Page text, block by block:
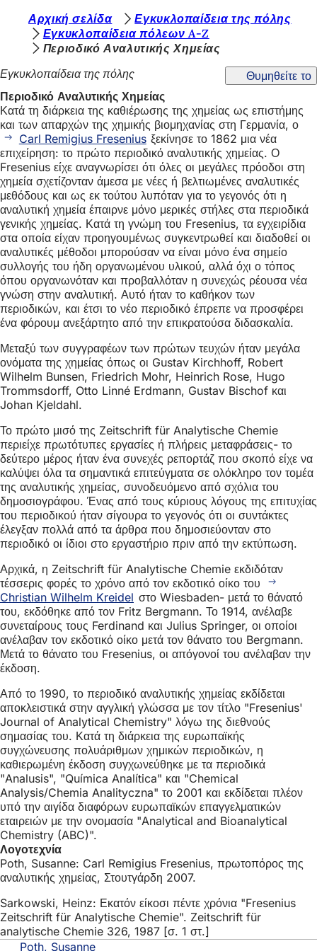
Μετάβαση στο περιεχόμενο
ί
σ
κ
ε
σ
τ
ε
ε
δ
ώ
:
Αρχική σελίδα
Εγκυκλοπαίδεια της πόλης
Εγκυκλοπαίδεια πόλεων A-Z
Περιοδικό Αναλυτικής Χημείας
Εγκυκλοπαίδεια της πόλης
Θυμηθείτε το
Περιοδικό Αναλυτικής Χημείας
Κατά τη διάρκεια της καθιέρωσης της χημείας ως επιστήμης
και των απαρχών της χημικής βιομηχανίας στη Γερμανία, ο
Carl Remigius Fresenius ξεκίνησε το 1862 μια νέα
επιχείρηση: το πρώτο περιοδικό αναλυτικής χημείας. Ο
Fresenius είχε αναγνωρίσει ότι όλες οι μεγάλες πρόοδοι στη
χημεία σχετίζονταν άμεσα με νέες ή βελτιωμένες αναλυτικές
μεθόδους και ως εκ τούτου λυπόταν για το γεγονός ότι η
αναλυτική χημεία έπαιρνε μόνο μερικές στήλες στα περιοδικά
γενικής χημείας. Κατά τη γνώμη του Fresenius, τα εγχειρίδια
στα οποία είχαν προηγουμένως συγκεντρωθεί και διαδοθεί οι
αναλυτικές μέθοδοι μπορούσαν να είναι μόνο ένα σημείο
συλλογής του ήδη οργανωμένου υλικού, αλλά όχι ο τόπος
όπου οργανωνόταν και προβαλλόταν η συνεχώς ρέουσα νέα
γνώση στην αναλυτική. Αυτό ήταν το καθήκον των
περιοδικών, και έτσι το νέο περιοδικό έπρεπε να προσφέρει
ένα φόρουμ ανεξάρτητο από την επικρατούσα διδασκαλία.
Μεταξύ των συγγραφέων των πρώτων τευχών ήταν μεγάλα
ονόματα της χημείας όπως οι Gustav Kirchhoff, Robert
Wilhelm Bunsen, Friedrich Mohr, Heinrich Rose, Hugo
Trommsdorff, Otto Linné Erdmann, Gustav Bischof και
Johan Kjeldahl.
Το πρώτο μισό της Zeitschrift für Analytische Chemie
περιείχε πρωτότυπες εργασίες ή πλήρεις μεταφράσεις- το
δεύτερο μέρος ήταν ένα συνεχές ρεπορτάζ που σκοπό είχε να
καλύψει όλα τα σημαντικά επιτεύγματα σε ολόκληρο τον τομέα
της αναλυτικής χημείας, συνοδευόμενο από σχόλια του
δημοσιογράφου. Ένας από τους κύριους λόγους της επιτυχίας
του περιοδικού ήταν σίγουρα το γεγονός ότι οι συντάκτες
έλεγξαν πολλά από τα άρθρα που δημοσιεύονταν στο
περιοδικό οι ίδιοι στο εργαστήριο πριν από την εκτύπωση.
Αρχικά, η Zeitschrift für Analytische Chemie εκδιδόταν
τέσσερις φορές το χρόνο από τον εκδοτικό οίκο του
Christian Wilhelm Kreidel στο Wiesbaden- μετά το θάνατό
του, εκδόθηκε από τον Fritz Bergmann. Το 1914, ανέλαβε
συνεταίρους τους Ferdinand και Julius Springer, οι οποίοι
ανέλαβαν τον εκδοτικό οίκο μετά τον θάνατο του Bergmann.
Μετά το θάνατο του Fresenius, οι απόγονοί του ανέλαβαν την
έκδοση.
Από το 1990, το περιοδικό αναλυτικής χημείας εκδίδεται
αποκλειστικά στην αγγλική γλώσσα με τον τίτλο "Fresenius'
Journal of Analytical Chemistry" λόγω της διεθνούς
σημασίας του. Κατά τη διάρκεια της ευρωπαϊκής
συγχώνευσης πολυάριθμων χημικών περιοδικών, η
καθιερωμένη έκδοση συγχωνεύθηκε με τα περιοδικά
"Analusis", "Química Analítica" και "Chemical
Analysis/Chemia Analityczna" το 2001 και εκδίδεται πλέον
υπό την αιγίδα διαφόρων ευρωπαϊκών επαγγελματικών
εταιρειών με την ονομασία "Analytical and Bioanalytical
Chemistry (ABC)".
Λογοτεχνία
Poth, Susanne: Carl Remigius Fresenius, πρωτοπόρος της
αναλυτικής χημείας, Στουτγάρδη 2007.
Sarkowski, Heinz: Εκατόν είκοσι πέντε χρόνια "Fresenius
Zeitschrift für Analytische Chemie". Zeitschrift für
analytische Chemie 326, 1987 [σ. 1 στ.]
Poth, Susanne